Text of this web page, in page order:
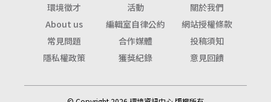
環境徵才
活動
關於我們
About us
編輯室自律公約
網站授權條款
常見問題
合作媒體
投稿須知
隱私權政策
獲獎紀錄 意見回饋